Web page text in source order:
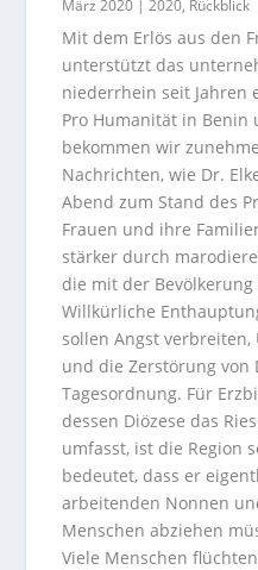
März 2020 |2020, Rückblick
Mit dem Erlös aus den
unterstützt das
niederrhein seit Jahren
Pro Humanität in Benin
bekommen wir
Nachrichten, wie Dr.
Abend zum Stand des
Frauen und ihre
stärker durch
die mit der
Willkürliche
sollen Angst
und die Zerstörung
Tagesordnung. Für
dessen Diözese das
umfasst, ist die Region
bedeutet, dass er
arbeitenden Nonnen
Menschen abziehen
Viele Menschen